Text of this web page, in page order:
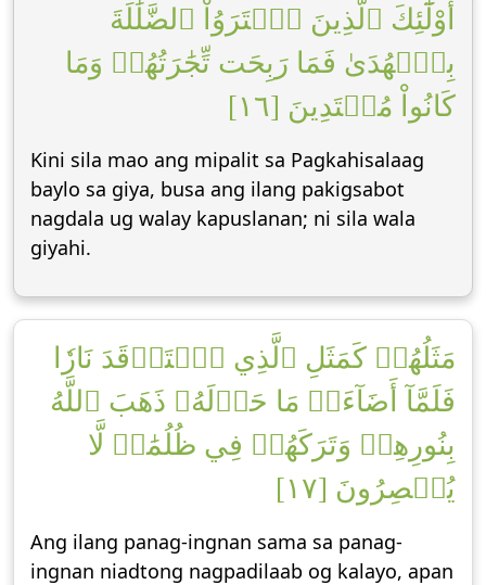
أُوْلَٰٓئِكَ ٱلَّذِينَ ٱشۡتَرَوُاْ ٱلضَّلَٰلَةَ
بِٱلۡهُدَىٰ فَمَا رَبِحَت تِّجَٰرَتُهُمۡ وَمَا
كَانُواْ مُهۡتَدِينَ [١٦]
Kini sila mao ang mipalit sa Pagkahisalaag
baylo sa giya, busa ang ilang pakigsabot
nagdala ug walay kapuslanan; ni sila wala
giyahi.
مَثَلُهُمۡ كَمَثَلِ ٱلَّذِي ٱسۡتَوۡقَدَ نَارٗا
فَلَمَّآ أَضَآءَتۡ مَا حَوۡلَهُۥ ذَهَبَ ٱللَّهُ
بِنُورِهِمۡ وَتَرَكَهُمۡ فِي ظُلُمَٰتٖ لَّا
يُبۡصِرُونَ [١٧]
Ang ilang panag-ingnan sama sa panag-
ingnan niadtong nagpadilaab og kalayo, apan